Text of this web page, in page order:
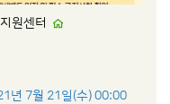
원센터
년 7월 21일(수) 00:00